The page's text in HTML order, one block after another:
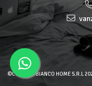
©Copyright BIANCO HOME S.R.L